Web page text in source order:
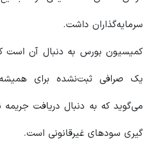
سرمایه‌گذاران داشت.
کمیسیون بورس به دنبال آن است
یک صرافی ثبت‌نشده برای
می‌گوید که به دنبال دریافت
گیری سودهای غیرقانونی است.